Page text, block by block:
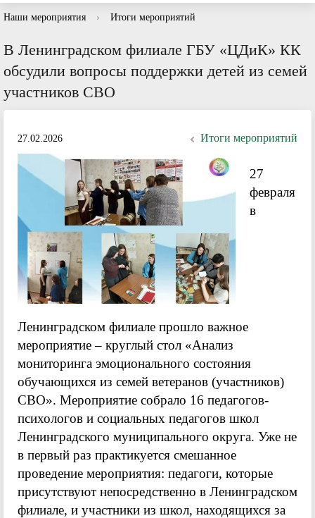
Наши мероприятия › Итоги мероприятий
В Ленинградском филиале ГБУ «ЦДиК» КК
обсудили вопросы поддержки детей из семей
участников СВО
27.02.2026 Итоги мероприятий
27
февраля
в
Ленинградском филиале прошло важное
мероприятие – круглый стол «Анализ
мониторинга эмоционального состояния
обучающихся из семей ветеранов (участников)
СВО». Мероприятие собрало 16 педагогов-
психологов и социальных педагогов школ
Ленинградского муниципального округа. Уже не
в первый раз практикуется смешанное
проведение мероприятия: педагоги, которые
присутствуют непосредственно в Ленинградском
филиале, и участники из школ, находящихся за